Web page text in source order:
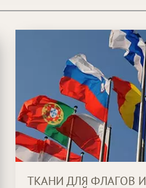
ТКАНИ ДЛЯ ФЛАГОВ И